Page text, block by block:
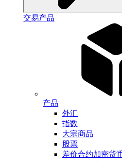
交易产品
产品
外汇
指数
大宗商品
股票
差价合约加密货